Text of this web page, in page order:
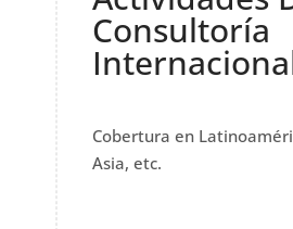
Consultoría
Cobertura en
Asia, etc.